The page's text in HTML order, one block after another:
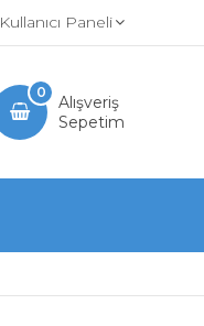
Kullanıcı Paneli
Alışveriş
Sepetim
0